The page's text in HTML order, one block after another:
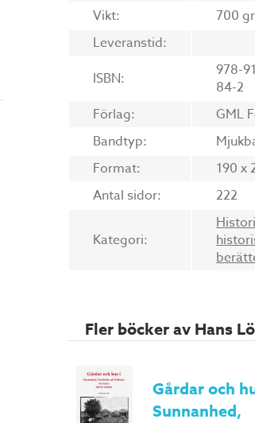
Vikt:
700
Leveranstid:
ISBN:
978-
84-2
Förlag:
GML
Bandtyp:
Format:
190 x
Antal sidor:
222
Kategori:
Fler böcker av Hans
Gårdar och
Sunnanhed,